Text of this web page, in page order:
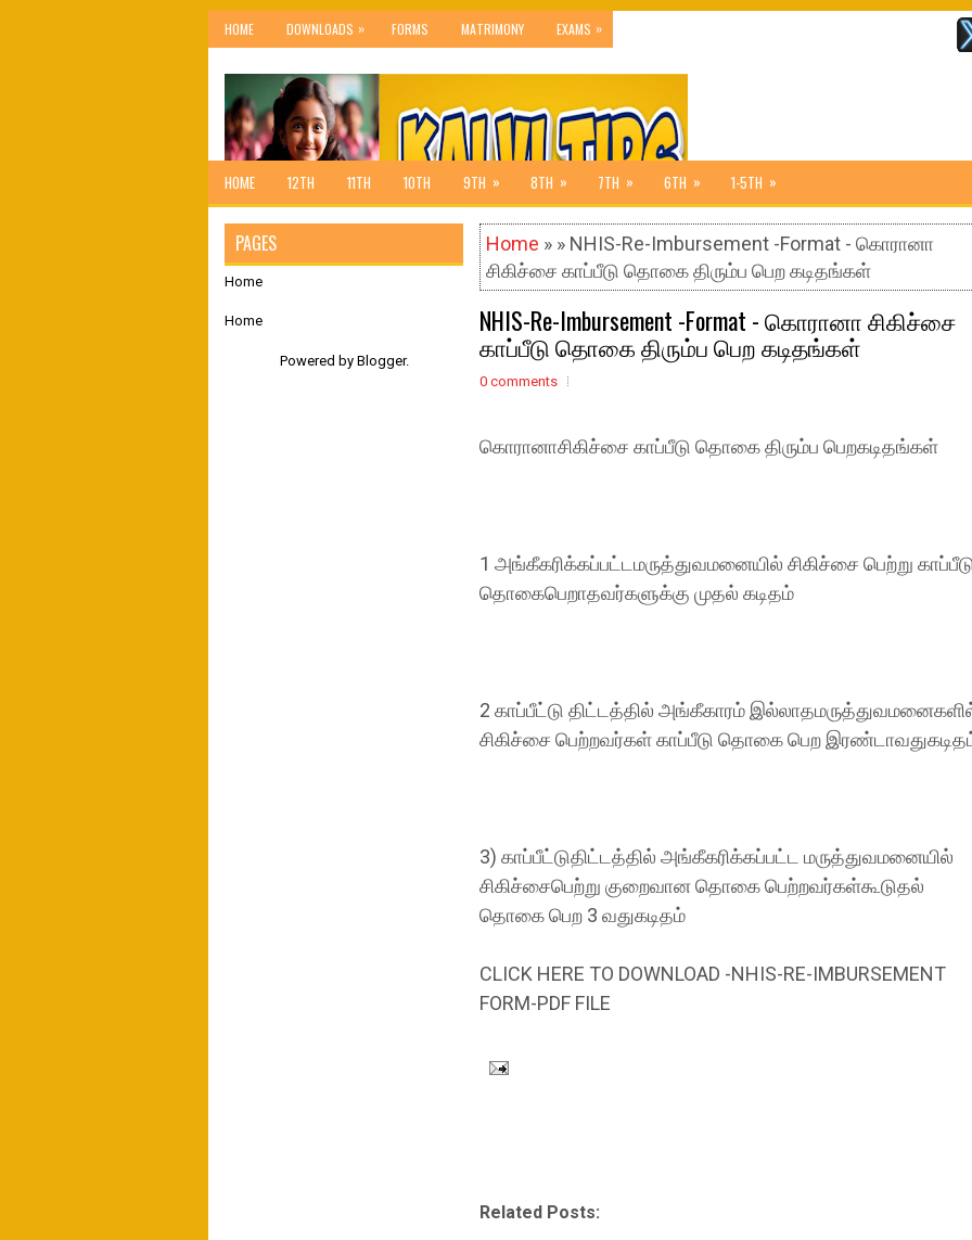
HOME DOWNLOADS » FORMS MATRIMONY EXAMS »
HOME 12TH 11TH 10TH 9TH » 8TH » 7TH » 6TH » 1-5TH »
Home » » NHIS-Re-Imbursement -Format - கொரானா
சிகிச்சை காப்பீடு தொகை திரும்ப பெற கடிதங்கள்
NHIS-Re-Imbursement -Format - கொரானா சிகிச்சை
காப்பீடு தொகை திரும்ப பெற கடிதங்கள்
0 comments
கொரானாசிகிச்சை காப்பீடு தொகை திரும்ப பெறகடிதங்கள்
1 அங்கீகரிக்கப்பட்டமருத்துவமனையில் சிகிச்சை பெற்று காப்பீடு
தொகைபெறாதவர்களுக்கு முதல் கடிதம்
2 காப்பீட்டு திட்டத்தில் அங்கீகாரம்
சிகிச்சை பெற்றவர்கள் காப்பீடு தொகை பெற
3) காப்பீட்டுதிட்டத்தில் அங்கீகரிக்கப்பட்ட மருத்துவமனையில்
சிகிச்சைபெற்று குறைவான தொகை பெற்றவர்கள்கூடுதல்
தொகை பெற 3 வதுகடிதம்
CLICK HERE TO DOWNLOAD -NHIS-RE-IMBURSEMENT
FORM-PDF FILE
Related Posts:
PAGES
Home
Home
Powered by Blogger.